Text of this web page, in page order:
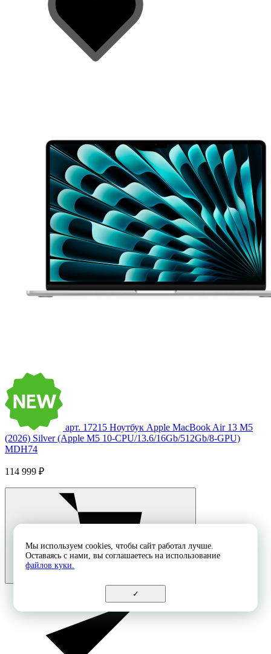
арт. 17215 Ноутбук Apple MacBook Air 13 M5
(2026) Silver (Apple M5 10-CPU/13.6/16Gb/512Gb/8-GPU)
MDH74
114 999 ₽
Мы используем cookies, чтобы сайт работал лучше.
Оставаясь с нами, вы соглашаетесь на использование
файлов куки.
✓